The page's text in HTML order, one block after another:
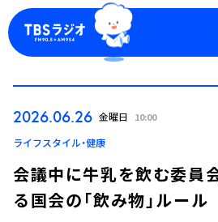
ログイン
2026.06.26 金曜日 10:00
ライフスタイル・健康
会議中に牛乳を飲む委員
る国会の「飲み物」ルール